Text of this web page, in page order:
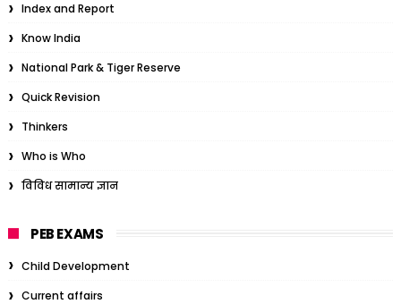
Index and Report
Know India
National Park & Tiger Reserve
Quick Revision
Thinkers
Who is Who
विविध सामान्य ज्ञान
PEB EXAMS
Child Development
Current affairs